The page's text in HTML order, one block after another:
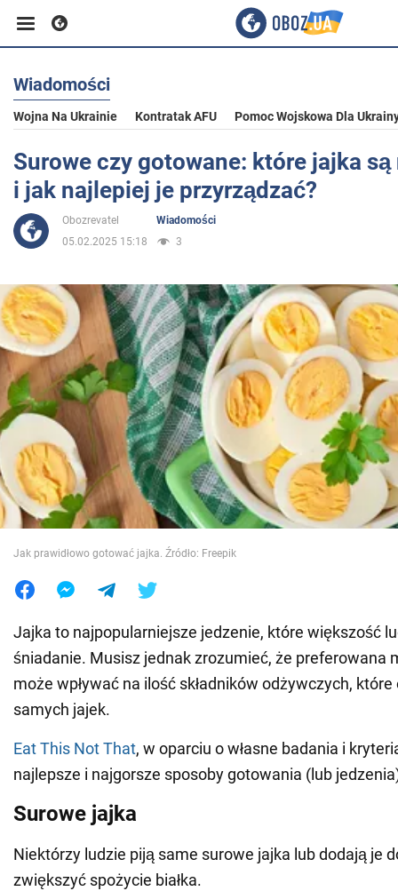
Biznes
Sport
Rozrywka
Polityka
Społeczeństwo
Wojna na Ukrainie
Świat
Jedzenie
Wiadomości
Wojna Na Ukrainie Kontratak AFU Pomoc Wojskowa Dla
Surowe czy gotowane: które jajka
i jak najlepiej je przyrządzać?
Obozrevatel
Wiadomości
05.02.2025 15:18
3
Jak prawidłowo gotować jajka. Źródło: Freepik
Jajka to najpopularniejsze jedzenie, które większość
śniadanie. Musisz jednak zrozumieć, że preferowana
może wpływać na ilość składników odżywczych,
samych jajek.
Eat This Not That, w oparciu o własne badania i
najlepsze i najgorsze sposoby gotowania (lub
Surowe jajka
Niektórzy ludzie piją same surowe jajka lub dodają je
zwiększyć spożycie białka.